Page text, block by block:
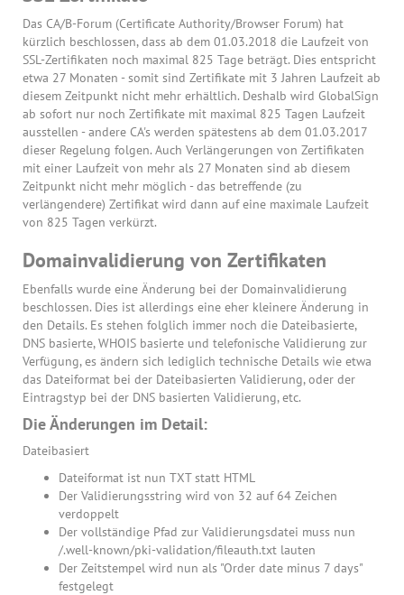
Das CA/B-Forum (Certificate Authority/Browser Forum) hat
kürzlich beschlossen, dass ab dem 01.03.2018 die Laufzeit von
SSL-Zertifikaten noch maximal 825 Tage beträgt. Dies entspricht
etwa 27 Monaten - somit sind Zertifikate mit 3 Jahren Laufzeit ab
diesem Zeitpunkt nicht mehr erhältlich. Deshalb wird GlobalSign
ab sofort nur noch Zertifikate mit maximal 825 Tagen Laufzeit
ausstellen - andere CA's werden spätestens ab dem 01.03.2017
dieser Regelung folgen. Auch Verlängerungen von Zertifikaten
mit einer Laufzeit von mehr als 27 Monaten sind ab diesem
Zeitpunkt nicht mehr möglich - das betreffende (zu
verlängendere) Zertifikat wird dann auf eine maximale Laufzeit
von 825 Tagen verkürzt.
Domainvalidierung von Zertifikaten
Ebenfalls wurde eine Änderung bei der Domainvalidierung
beschlossen. Dies ist allerdings eine eher kleinere Änderung in
den Details. Es stehen folglich immer noch die Dateibasierte,
DNS basierte, WHOIS basierte und telefonische Validierung zur
Verfügung, es ändern sich lediglich technische Details wie etwa
das Dateiformat bei der Dateibasierten Validierung, oder der
Eintragstyp bei der DNS basierten Validierung, etc.
Die Änderungen im Detail:
Dateibasiert
Dateiformat ist nun TXT statt HTML
Der Validierungsstring wird von 32 auf 64 Zeichen
verdoppelt
Der vollständige Pfad zur Validierungsdatei muss nun
/.well-known/pki-validation/fileauth.txt lauten
Der Zeitstempel wird nun als "Order date minus 7 days"
festgelegt